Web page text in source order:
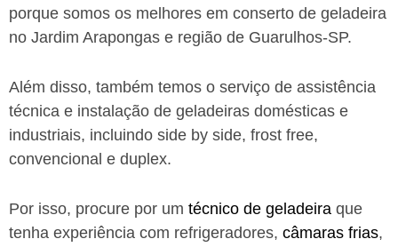
porque somos os melhores em conserto de geladeira
no Jardim Arapongas e região de Guarulhos-SP.
Além disso, também temos o serviço de assistência
técnica e instalação de geladeiras domésticas e
industriais, incluindo side by side, frost free,
convencional e duplex.
Por isso, procure por um técnico de geladeira que
tenha experiência com refrigeradores, câmaras frias,